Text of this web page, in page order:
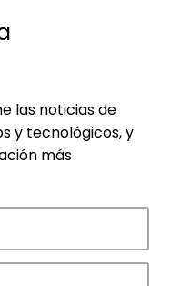
las noticias de
y tecnológicos, y
más